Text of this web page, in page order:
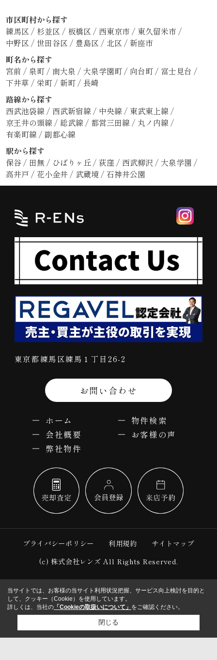
市区町村から探す
練馬区 / 杉並区 / 板橋区 / 西東京市 / 東久留米市 /
中野区 / 世田谷区 / 豊島区 / 北区 / 新座市
町名から探す
宮前 / 泉町/ 南大泉 / 大泉学園町/ 向台町/ 富士見台 /
下井草 / 栄町/ 新町/ 長崎
路線から探す
西武池袋線/ 西武新宿線/ 中央線/ 東武東上線/
京王井の頭線/ 総武線/ 都営三田線/ 丸ノ内線/
有楽町線/ 副都心線
駅から探す
保谷 / 田無 / ひばりヶ丘/ 荻窪 / 西武柳沢 / 大泉学園 /
高井戸 / 花小金井 / 武蔵境/ 石神井公園
東京都練馬区練馬１丁目26-2
お問い合わせ
ホーム
物件検索
会社概要
お客様の声
弊社物件
プライバシーポリシー 利用規約
サイトマップ
(c) 株式会社レンズ All Rights Reserved.
当サイトでは、お客様の当サイト利用状況把握、サービス向上検討を目的と
して、クッキー（Cookie）を使用しています。
詳しくは、当社の 「Cookieの取扱いについて」 をご確認ください。
閉じる